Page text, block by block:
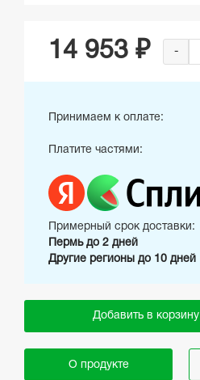
14 953 ₽ -
Принимаем к оплате:
Платите частями:
Примерный срок доставки:
Пермь до 2 дней
Другие регионы до 10 дней
Добавить в корзину
О продукте